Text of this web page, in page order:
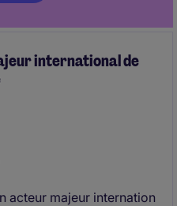
international de
acteur majeur internation